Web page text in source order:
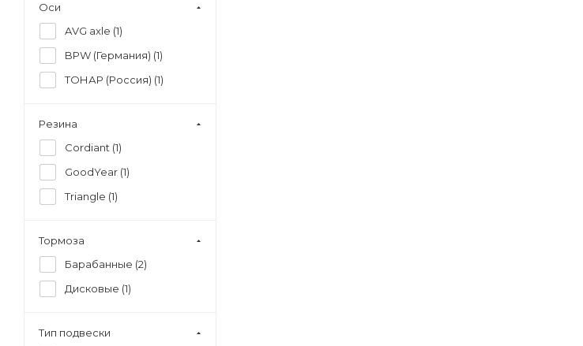
Оси
AVG axle (1)
BPW (Германия) (1)
ТОНАР (Россия) (1)
Резина
Cordiant (1)
GoodYear (1)
Triangle (1)
Тормоза
Барабанные (2)
Дисковые (1)
Тип подвески